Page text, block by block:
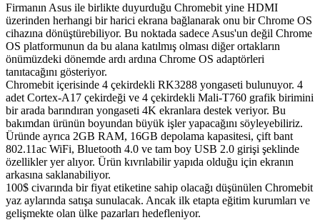
Firmanın Asus ile birlikte duyurduğu Chromebit yine HDMI
üzerinden herhangi bir harici ekrana bağlanarak onu bir Chrome OS
cihazına dönüştürebiliyor. Bu noktada sadece Asus'un değil Chrome
OS platformunun da bu alana katılmış olması diğer ortakların
önümüzdeki dönemde ardı ardına Chrome OS adaptörleri
tanıtacağını gösteriyor.
Chromebit içerisinde 4 çekirdekli RK3288 yongaseti bulunuyor. 4
adet Cortex-A17 çekirdeği ve 4 çekirdekli Mali-T760 grafik birimini
bir arada barındıran yongaseti 4K ekranlara destek veriyor. Bu
bakımdan ürünün boyundan büyük işler yapacağını söyleyebiliriz.
Üründe ayrıca 2GB RAM, 16GB depolama kapasitesi, çift bant
802.11ac WiFi, Bluetooth 4.0 ve tam boy USB 2.0 girişi şeklinde
özellikler yer alıyor. Ürün kıvrılabilir yapıda olduğu için ekranın
arkasına saklanabiliyor.
100$ civarında bir fiyat etiketine sahip olacağı düşünülen Chromebit
yaz aylarında satışa sunulacak. Ancak ilk etapta eğitim kurumları ve
gelişmekte olan ülke pazarları hedefleniyor.